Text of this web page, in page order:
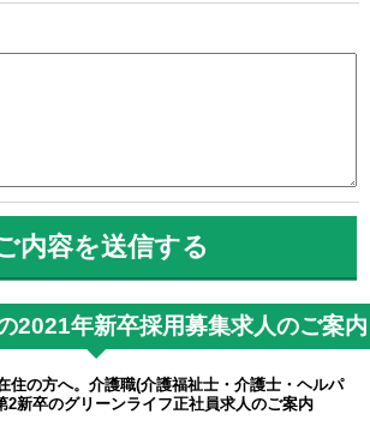
2021年新卒採用募集求人のご案内
住の方へ。介護職(介護福祉士・介護士・ヘルパ
2新卒のグリーンライフ正社員求人のご案内